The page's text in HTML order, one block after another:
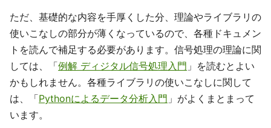
ただ、基礎的な内容を手厚くした分、理論やライブラリの
使いこなしの部分が薄くなっているので、各種ドキュメン
トを読んで補足する必要があります。信号処理の理論に関
しては、「例解 ディジタル信号処理入門 」を読むとよい
かもしれません。各種ライブラリの使いこなしに関して
は、「Pythonによるデータ分析入門 」がよくまとまって
います。